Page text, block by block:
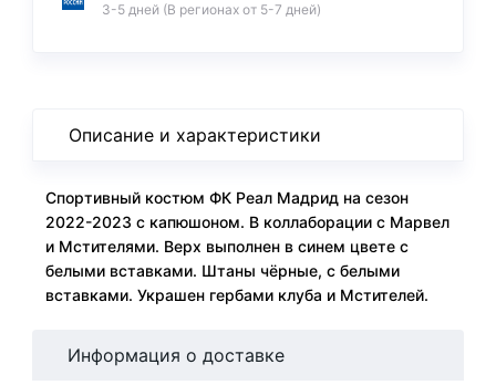
3-5 дней (В регионах от 5-7 дней)
Описание и характеристики
Спортивный костюм ФК Реал Мадрид на сезон
2022-2023 с капюшоном. В коллаборации с Марвел
и Мстителями. Верх выполнен в синем цвете с
белыми вставками. Штаны чёрные, с белыми
вставками. Украшен гербами клуба и Мстителей.
Информация о доставке